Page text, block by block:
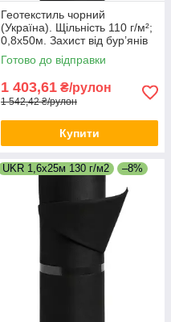
Геотекстиль чорний
(Україна). Щільність 110 г/м²;
0,8х50м. Захист від бур’янів
та дренаж (UV‑стабілізація).
Готово до відправки
1 403,61 ₴/рулон
1 542,42 ₴/рулон
Купити
UKR 1,6х25м 130 г/м2 –8%